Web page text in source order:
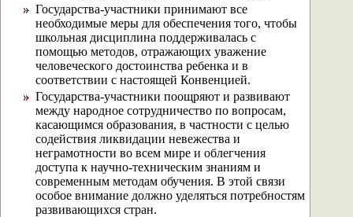
Государства-участники принимают все
необходимые меры для обеспечения того, чтобы
школьная дисциплина поддерживалась с
помощью методов, отражающих уважение
человеческого достоинства ребенка и в
соответствии с настоящей Конвенцией.
Государства-участники поощряют и развивают
между народное сотрудничество по вопросам,
касающимся образования, в частности с целью
содействия ликвидации невежества и
неграмотности во всем мире и облегчения
доступа к научно-техническим знаниям и
современным методам обучения. В этой связи
особое внимание должно уделяться потребностям
развивающихся стран.